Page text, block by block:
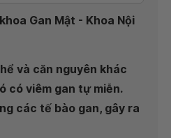
Gan Mật - Khoa Nội
và căn nguyên khác
có viêm gan tự miễn.
các tế bào gan, gây ra